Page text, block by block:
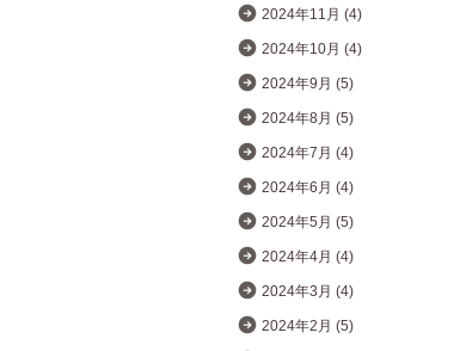
2024年11月 (4)
2024年10月 (4)
2024年9月 (5)
2024年8月 (5)
2024年7月 (4)
2024年6月 (4)
2024年5月 (5)
2024年4月 (4)
2024年3月 (4)
2024年2月 (5)